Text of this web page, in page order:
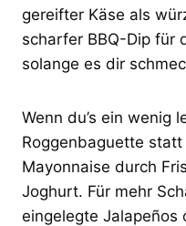
gereifter Käse als
scharfer BBQ-Dip für
solange es dir
Wenn du’s ein wenig
Roggenbaguette
Mayonnaise durch
Joghurt. Für mehr
eingelegte Jalapeños